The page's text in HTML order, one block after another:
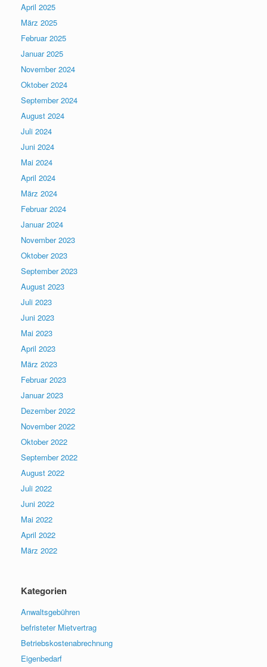
April 2025
März 2025
Februar 2025
Januar 2025
November 2024
Oktober 2024
September 2024
August 2024
Juli 2024
Juni 2024
Mai 2024
April 2024
März 2024
Februar 2024
Januar 2024
November 2023
Oktober 2023
September 2023
August 2023
Juli 2023
Juni 2023
Mai 2023
April 2023
März 2023
Februar 2023
Januar 2023
Dezember 2022
November 2022
Oktober 2022
September 2022
August 2022
Juli 2022
Juni 2022
Mai 2022
April 2022
März 2022
Kategorien
Anwaltsgebühren
befristeter Mietvertrag
Betriebskostenabrechnung
Eigenbedarf